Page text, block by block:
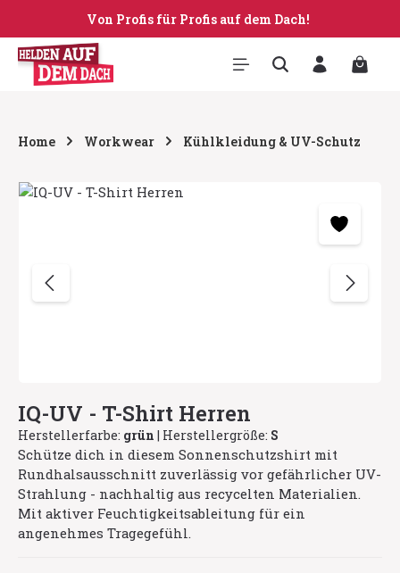
Zum Hauptinhalt springen
Von Profis für Profis auf dem Dach!
Home Workwear Kühlkleidung & UV-Schutz
Bildergalerie überspringen
IQ-UV - T-Shirt Herren
Herstellerfarbe: grün | Herstellergröße: S
Schütze dich in diesem Sonnenschutzshirt mit
Rundhalsausschnitt zuverlässig vor gefährlicher UV-
Strahlung - nachhaltig aus recycelten Materialien.
Mit aktiver Feuchtigkeitsableitung für ein
angenehmes Tragegefühl.